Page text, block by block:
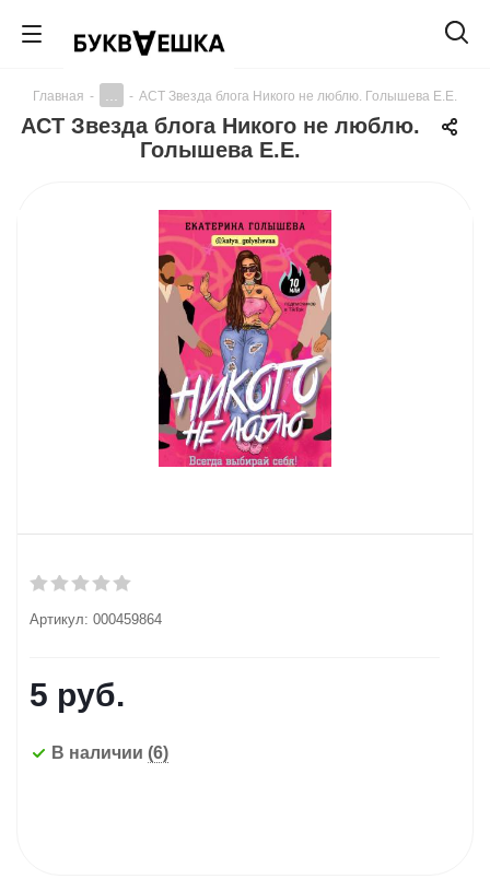
Главная - - АСТ Звезда блога Никого не люблю. Голышева Е.Е.
АСТ Звезда блога Никого не люблю.
Голышева Е.Е.
Артикул: 000459864
5 руб.
В наличии (6)